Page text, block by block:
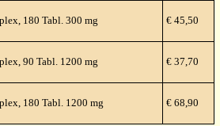
180 Tabl. 300 mg € 45,50
90 Tabl. 1200 mg € 37,70
180 Tabl. 1200 mg € 68,90